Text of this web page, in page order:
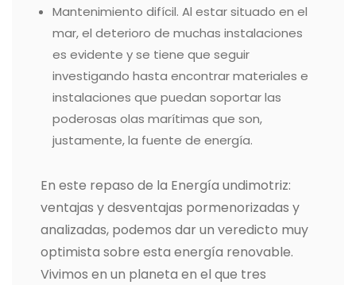
Mantenimiento difícil. Al estar situado en el
mar, el deterioro de muchas instalaciones
es evidente y se tiene que seguir
investigando hasta encontrar materiales e
instalaciones que puedan soportar las
poderosas olas marítimas que son,
justamente, la fuente de energía.
En este repaso de la Energía undimotriz:
ventajas y desventajas pormenorizadas y
analizadas, podemos dar un veredicto muy
optimista sobre esta energía renovable.
Vivimos en un planeta en el que tres